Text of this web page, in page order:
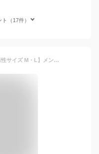
（17件）
【ポイント5倍】ハンドカバー【男性サイズ M・L】メンズ UVカット 手の甲 カバー ゴルフ テニス 釣り ウェア アームカバー 手袋 ブラック UV対策 紫外線対策 日焼け防止 ホワイトビューティー WhB プレゼント